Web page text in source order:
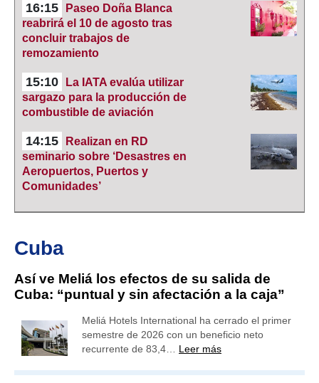
16:15
Paseo Doña Blanca
reabrirá el 10 de agosto tras
concluir trabajos de
remozamiento
15:10
La IATA evalúa utilizar
sargazo para la producción de
combustible de aviación
14:15
Realizan en RD
seminario sobre ‘Desastres en
Aeropuertos, Puertos y
Comunidades’
Cuba
Así ve Meliá los efectos de su salida de
Cuba: “puntual y sin afectación a la caja”
Meliá Hotels International ha cerrado el primer
semestre de 2026 con un beneficio neto
recurrente de 83,4… Leer más